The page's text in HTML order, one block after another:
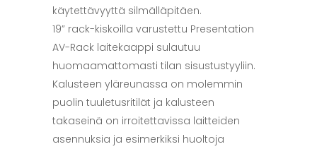
käytettävyyttä silmälläpitäen.
19” rack-kiskoilla varustettu Presentation
AV-Rack laitekaappi sulautuu
huomaamattomasti tilan sisustustyyliin.
Kalusteen yläreunassa on molemmin
puolin tuuletusritilät ja kalusteen
takaseinä on irroitettavissa laitteiden
asennuksia ja esimerkiksi huoltoja